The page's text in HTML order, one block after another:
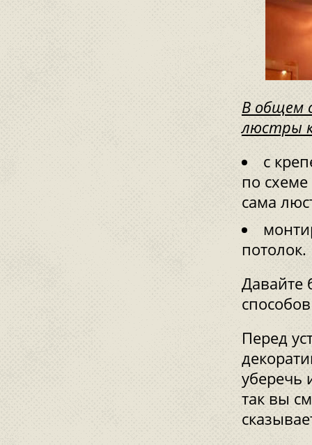
В общем
люстры
с
по схеме
сама
потолок.
Давайте
Перед
уберечь
так вы